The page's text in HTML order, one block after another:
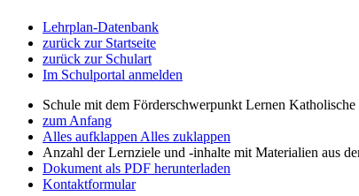
Lehrplan-Datenbank
zurück zur Startseite
zurück zur Schulart
Im Schulportal anmelden
Schule mit dem Förderschwerpunkt Lernen
zum Anfang
Alles aufklappen Alles zuklappen
Anzahl der Lernziele und -inhalte mit Materialien aus
Dokument als PDF herunterladen
Kontaktformular